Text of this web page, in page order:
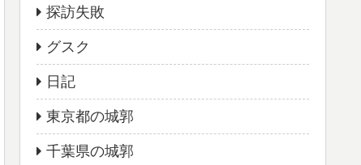
探訪失敗
グスク
日記
東京都の城郭
千葉県の城郭